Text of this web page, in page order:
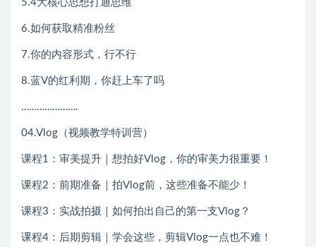
5.4大核心思想打通思维
6.如何获取精准粉丝
7.你的内容形式，行不行
8.蓝V的红利期，你赶上车了吗
………………….
04.Vlog（视频教学特训营）
课程1：审美提升｜想拍好Vlog，你的审美力很重要！
课程2：前期准备｜拍Vlog前，这些准备不能少！
课程3：实战拍摄｜如何拍出自己的第一支Vlog？
课程4：后期剪辑｜学会这些，剪辑Vlog一点也不难！